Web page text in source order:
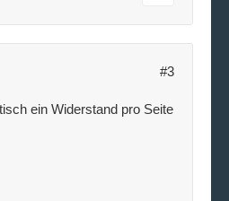
#3
ein Widerstand pro Seite